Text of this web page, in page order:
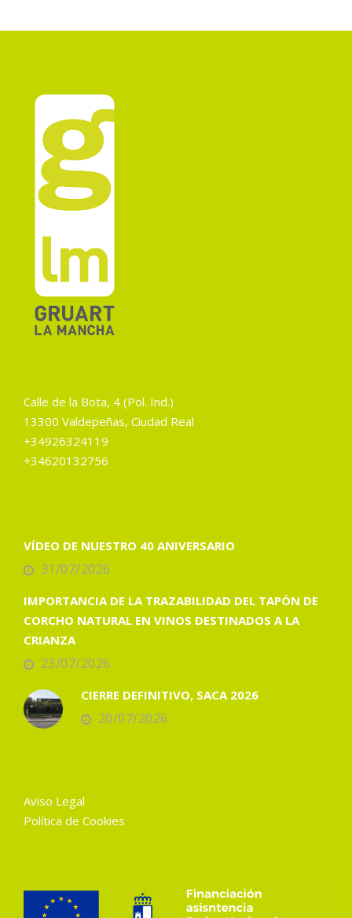
Calle de la Bota, 4 (Pol. Ind.)
13300 Valdepeñas, Ciudad Real
+34926324119
+34620132756
VÍDEO DE NUESTRO 40 ANIVERSARIO
31/07/2026
IMPORTANCIA DE LA TRAZABILIDAD DEL TAPÓN DE
CORCHO NATURAL EN VINOS DESTINADOS A LA
CRIANZA
23/07/2026
CIERRE DEFINITIVO, SACA 2026
20/07/2026
Aviso Legal
Política de Cookies